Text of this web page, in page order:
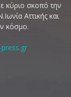
κύριο σκοπό την
Αττικής και
κόσμο.